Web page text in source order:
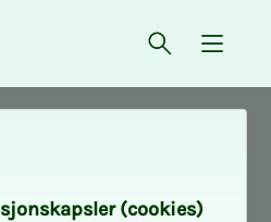
Åpne søk
{
(cookies)